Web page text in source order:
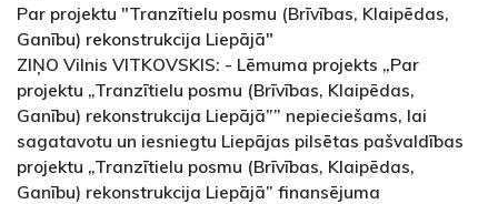
Par projektu "Tranzītielu posmu (Brīvības, Klaipēdas,
Ganību) rekonstrukcija Liepājā"
ZIŅO Vilnis VITKOVSKIS: - Lēmuma projekts „Par
projektu „Tranzītielu posmu (Brīvības, Klaipēdas,
Ganību) rekonstrukcija Liepājā”” nepieciešams, lai
sagatavotu un iesniegtu Liepājas pilsētas pašvaldības
projektu „Tranzītielu posmu (Brīvības, Klaipēdas,
Ganību) rekonstrukcija Liepājā” finansējuma